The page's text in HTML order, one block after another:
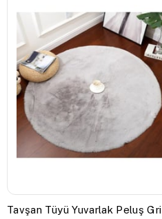
Tavşan Tüyü Yuvarlak Peluş Gri